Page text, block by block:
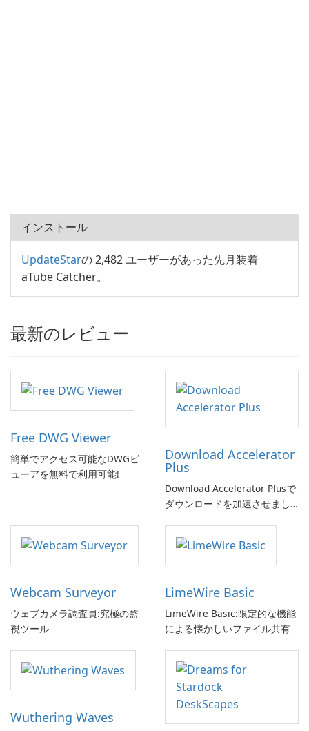
インストール
UpdateStarの 2,482 ユーザーがあった先月装着
aTube Catcher。
最新のレビュー
Free DWG Viewer
簡単でアクセス可能なDWGビ
ューアを無料で利用可能!
Download Accelerator
Plus
Download Accelerator Plusで
ダウンロードを加速させまし
Webcam Surveyor
ウェブカメラ調査員:究極の監
視ツール
LimeWire Basic
LimeWire Basic:限定的な機能
による懐かしいファイル共有
Wuthering Waves